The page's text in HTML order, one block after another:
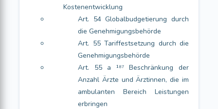
Kostenentwicklung
Art. 54 Globalbudgetierung durch
die Genehmigungsbehörde
Art. 55 Tariffestsetzung durch die
Genehmigungsbehörde
Art. 55 a ¹⁸⁷ Beschränkung der
Anzahl Ärzte und Ärztinnen, die im
ambulanten Bereich Leistungen
erbringen